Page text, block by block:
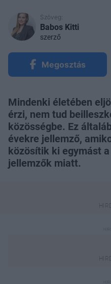
Szöveg:
Babos Kitti
szerző
Megosztás
Mindenki életében
érzi, nem tud
közösségbe. Ez
évekre jellemző,
közösítik ki egymást
jellemzők miatt.